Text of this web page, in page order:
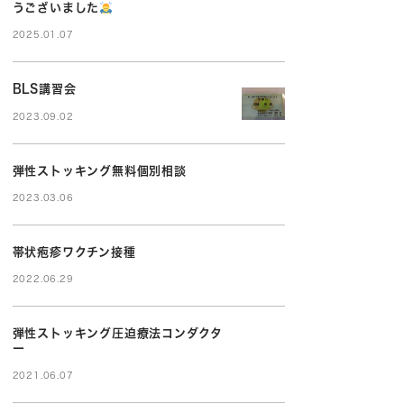
うございました
2025.01.07
BLS講習会
2023.09.02
弾性ストッキング無料個別相談
2023.03.06
帯状疱疹ワクチン接種
2022.06.29
弾性ストッキング圧迫療法コンダクタ
ー
2021.06.07